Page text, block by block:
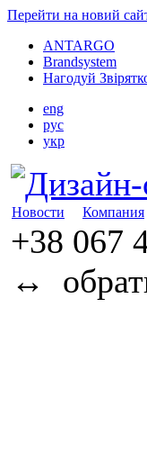
Перейти на новий
ANTARGO
Brandsystem
Нагодуй
eng
рус
укр
Новости Компания
+38 067
↔